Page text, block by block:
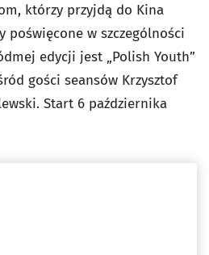
którzy przyjdą do Kina
poświęcone w szczególności
edycji jest „Polish Youth”
gości seansów Krzysztof
Start 6 października